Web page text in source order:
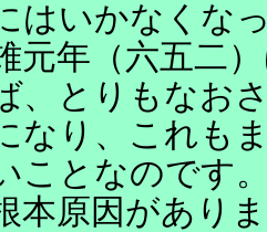
はいかなくな
元年（六五二
、とりもなお
なり、これも
ことなのです
本原因があり